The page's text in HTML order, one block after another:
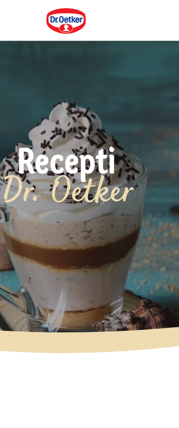
Dr. Oetker
Recepti
Dr. Oetker